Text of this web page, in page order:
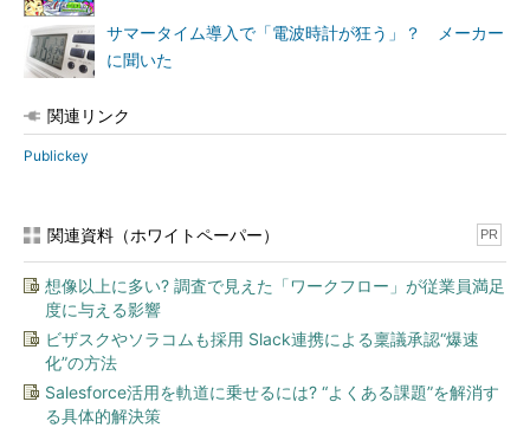
サマータイム導入で「電波時計が狂う」？ メーカー
に聞いた
関連リンク
Publickey
関連資料（ホワイトペーパー） PR
想像以上に多い? 調査で見えた「ワークフロー」が従業員満足
度に与える影響
ビザスクやソラコムも採用 Slack連携による稟議承認“爆速
化”の方法
Salesforce活用を軌道に乗せるには? “よくある課題”を解消す
る具体的解決策